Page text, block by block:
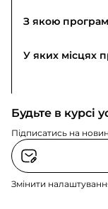
З якою
У яких місцях
Будьте в курсі
Підписатись на
Змінити